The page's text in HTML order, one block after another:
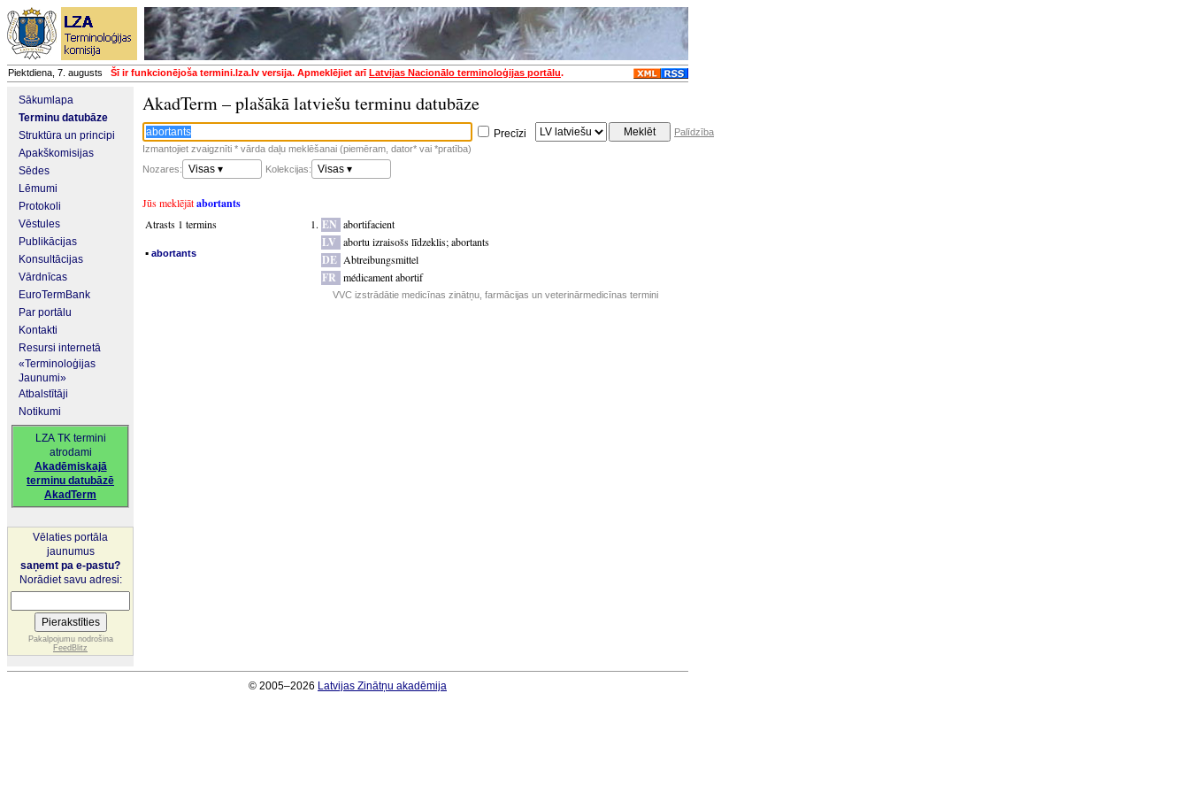
Piektdiena, 7. augusts Šī ir funkcionējoša termini.lza.lv versija. Apmeklējiet arīLatvijas Nacionālo terminoloģijas portālu.
Sākumlapa
Terminu datubāze
Struktūra un principi
Apakškomisijas
Sēdes
Lēmumi
Protokoli
Vēstules
Publikācijas
Konsultācijas
Vārdnīcas
EuroTermBank
Par portālu
Kontakti
Resursi internetā
«Terminoloģijas
Jaunumi»
Atbalstītāji
Notikumi
LZA TK termini
atrodami
Akadēmiskajā
terminu datubāzē
AkadTerm
Vēlaties portāla
jaunumus
saņemt pa e-pastu?
Norādiet savu adresi:
Pakalpojumu nodrošina
FeedBlitz
AkadTerm – plašākā latviešu terminu datubāze
Precīzi
Palīdzība
Izmantojiet zvaigznīti * vārda daļu meklēšanai (piemēram, dator* vai *pratība)
Nozares:
Visas ▾ Kolekcijas: Visas ▾
Jūs meklējātabortants
Atrasts 1 termins
▪ abortants
EN abortifacient
LV abortu izraisošs līdzeklis;abortants
DE Abtreibungsmittel
FR médicament abortif
VVC izstrādātie medicīnas zinātņu, farmācijas un veterinārmedicīnas termini
© 2005–2026 Latvijas Zinātņu akadēmija